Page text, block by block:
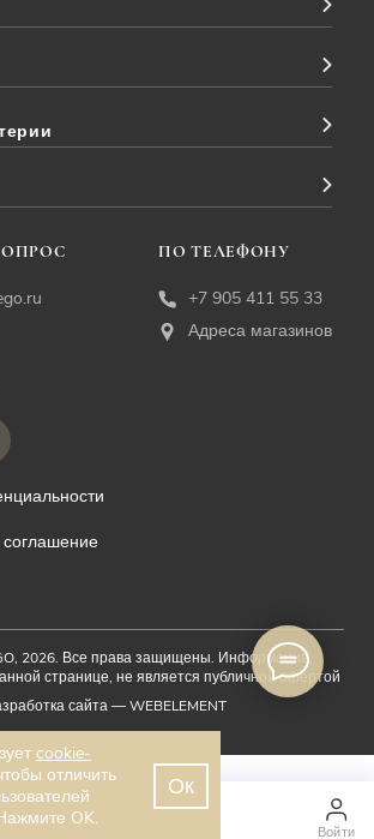
Войти
ПО ТЕЛЕФОНУ
+7 905 411 55 33
Адреса магазинов
соглашение
2026. Все права защищены. Информация,
странице, не является публичной офертой
сайта —WEBELEMENT
cookie-
отличить
OK.
Ок